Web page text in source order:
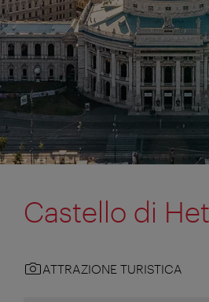
Castello di
ATTRAZIONE TURISTICA